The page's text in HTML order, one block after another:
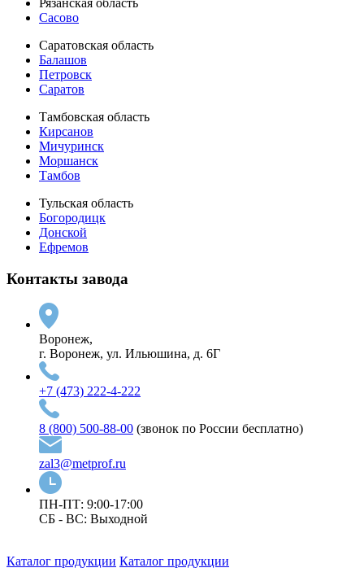
Сасово
Саратовская область
Балашов
Петровск
Саратов
Тамбовская область
Кирсанов
Мичуринск
Моршанск
Тамбов
Тульская область
Богородицк
Донской
Ефремов
Контакты завода
Воронеж,
г. Воронеж, ул. Ильюшина, д. 6Г
+7 (473) 222-4-222
8 (800) 500-88-00 (звонок по России бесплатно)
zal3@metprof.ru
ПН-ПТ: 9:00-17:00
СБ - ВС: Выходной
Каталог продукции Каталог продукции